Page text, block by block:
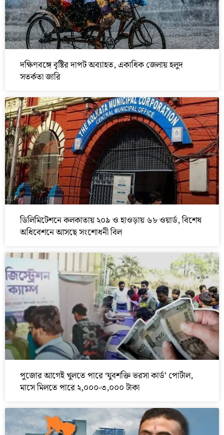
দক্ষিণবঙ্গে বৃষ্টির দাপট অব্যাহত, একাধিক জেলায় হলুদ
সতর্কতা জারি
ডিলিমিটেশনে কলকাতায় ২০৯ ও হাওড়ায় ৬৮ ওয়ার্ড, বিশেষ
অধিবেশনে আসছে সংশোধনী বিল
পুজোর আগেই খুলতে পারে ‘যুবশক্তি ভরসা কার্ড’ পোর্টাল,
মাসে মিলতে পারে ২,০০০-৩,০০০ টাকা